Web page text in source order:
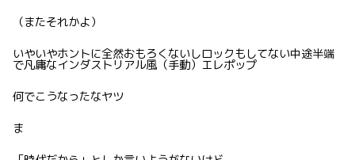
（またそれかよ）
いやいやホントに全然おもろくないしロックもしてない中途半端
で凡庸なインダストリアル風（手動）エレポップ
何でこうなったなヤツ
ま